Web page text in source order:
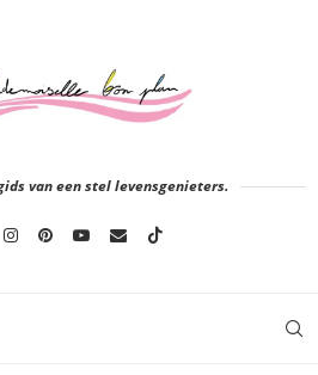
van een stel levensgenieters.